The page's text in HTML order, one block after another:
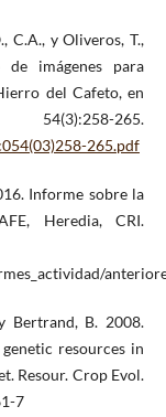
C.A., y Oliveros, T.,
de imágenes para
del Cafeto, en
265.
265.pdf
Informe sobre la
Heredia, CRI.
Bertrand, B. 2008.
resources in
Resour. Crop Evol.
7